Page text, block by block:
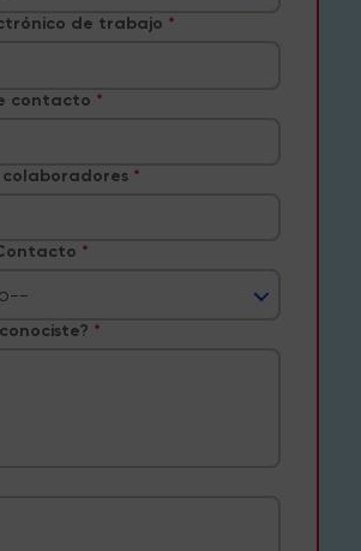
de trabajo
contacto
colaboradores